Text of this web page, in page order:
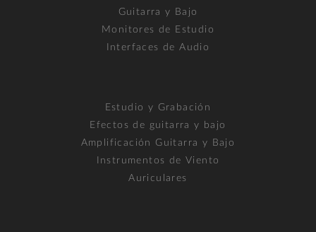
Guitarra y Bajo
Monitores de Estudio
Interfaces de Audio
Estudio y Grabación
Efectos de guitarra y bajo
Amplificación Guitarra y Bajo
Instrumentos de Viento
Auriculares